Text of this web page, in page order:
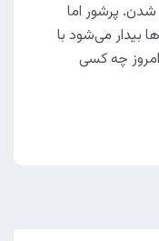
شدن. پرشور اما
بیدار می‌شود با
چه کسی